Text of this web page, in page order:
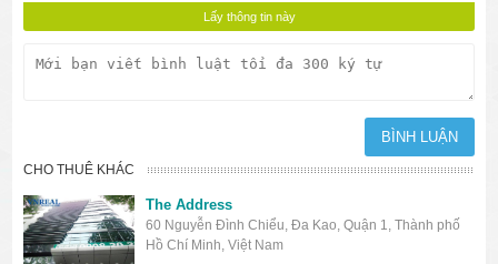
CHO THUÊ KHÁC
The Address
60 Nguyễn Đình Chiểu, Đa Kao, Quận 1, Thành phố
Hồ Chí Minh, Việt Nam